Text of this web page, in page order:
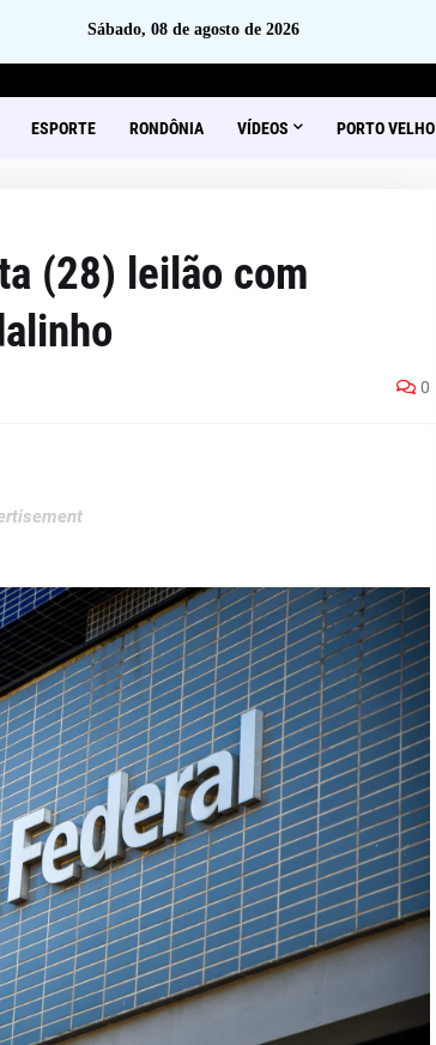
Sábado, 08 de agosto de 2026
ESPORTE RONDÔNIA VÍDEOS PORTO VELHO
(28) leilão com
0